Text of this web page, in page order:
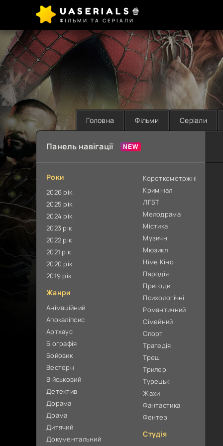
UASERIALS🍿
ФІЛЬМИ ТА СЕРІАЛИ
Головна Фільми Серіали
Панель навігації
Роки
2026 рік
2025 рік
2024 рік
2023 рік
2022 рік
2021 рік
2020 рік
2019 рік
Жанри
Анімаційний
Апокаліпсис
Артхаус
Біографія
Бойовик
Вестерн
Військовий
Детектив
Дорама
Драма
Дитячий
Документальний
Короткометржні
Кримінал
ЛГБТ
Мелодрама
Містика
Музичні
Мюзикл
Німе Кіно
Пародія
Пригоди
Психологічні
Романтичний
Сімейний
Спорт
Трагедія
Треш
Трилер
Турецькі
Жахи
Фантастика
Фентезі
Студія